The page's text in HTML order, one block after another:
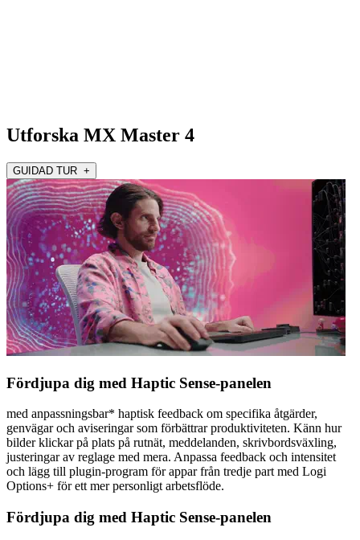
Utforska MX Master 4
GUIDAD TUR +
Fördjupa dig med Haptic Sense-panelen
med anpassningsbar* haptisk feedback om specifika åtgärder,
genvägar och aviseringar som förbättrar produktiviteten. Känn hur
bilder klickar på plats på rutnät, meddelanden, skrivbordsväxling,
justeringar av reglage med mera. Anpassa feedback och intensitet
och lägg till plugin-program för appar från tredje part med Logi
Options+ för ett mer personligt arbetsflöde.
Fördjupa dig med Haptic Sense-panelen